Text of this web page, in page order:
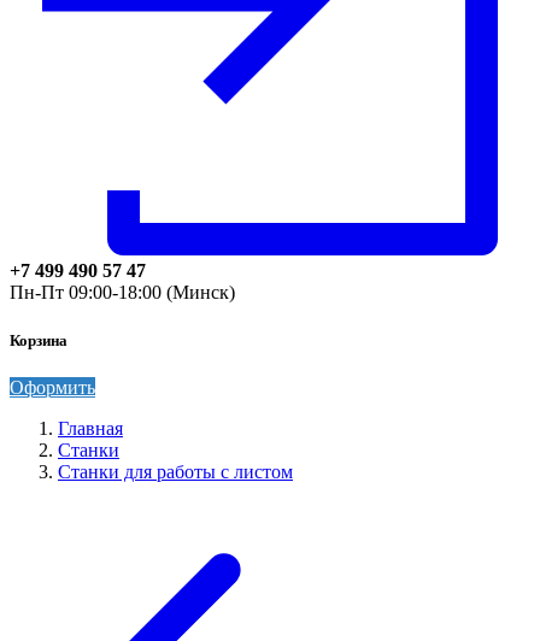
+7 499 490 57 47
Пн-Пт 09:00-18:00 (Минск)
Корзина
Оформить
Главная
Станки
Станки для работы с листом